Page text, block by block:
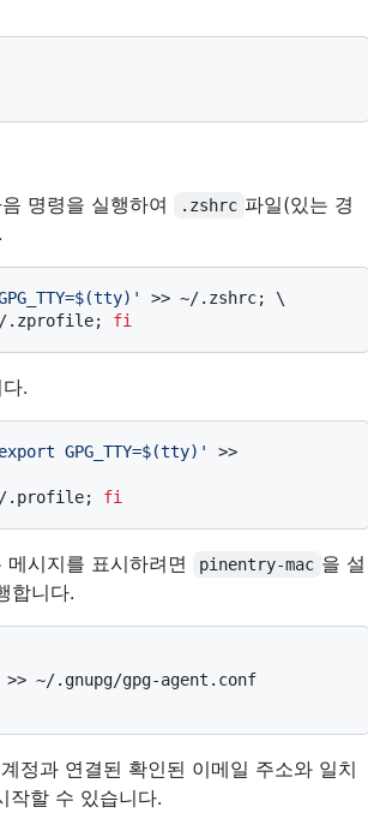
명령을 실행하여 .zshrc 파일(있는 경
>> ~/.zshrc; \
.zprofile; fi
.
GPG_TTY=$(tty)'
>>
.profile; fi
시지를 표시하려면 pinentry-mac 을 설
합니다.
~/.gnupg/gpg-agent.conf
정과 연결된 확인된 이메일 주소와 일치
작할 수 있습니다.